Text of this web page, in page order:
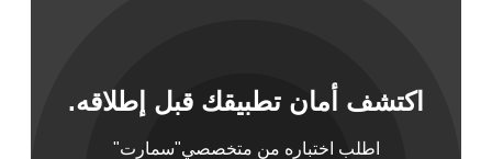
اكتشف أمان تطبيقك قبل إطلاقه.
اطلب اختباره من متخصصي"سمارت"